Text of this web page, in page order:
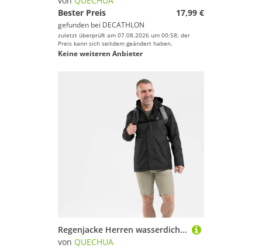
Bester Preis
17,99 €
gefunden bei DECATHLON
zuletzt überprüft am 07.08.2026 um 00:58; der
Preis kann sich seitdem geändert haben.
Keine weiteren Anbieter
Regenjacke Herren wasserdicht Wandern - NH500 schwarz
von QUECHUA